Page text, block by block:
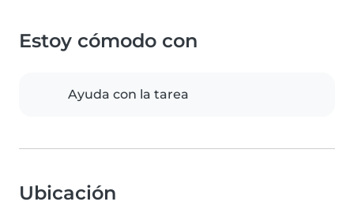
Estoy cómodo con
Ayuda con la tarea
Ubicación